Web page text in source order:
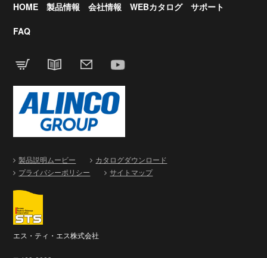
HOME 製品情報 会社情報 WEBカタログ サポート
FAQ
製品説明ムービー
カタログダウンロード
プライバシーポリシー
サイトマップ
エス・ティ・エス株式会社